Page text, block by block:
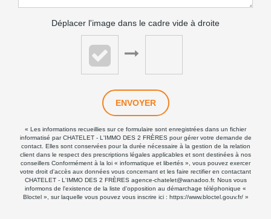
Déplacer l'image dans le cadre vide à droite
ENVOYER
« Les informations recueillies sur ce formulaire sont enregistrées dans un fichier
informatisé par CHATELET - L'IMMO DES 2 FRÈRES pour gérer votre demande de
contact. Elles sont conservées pour la durée nécessaire à la gestion de la relation
client dans le respect des prescriptions légales applicables et sont destinées à nos
conseillers Conformément à la loi « informatique et libertés », vous pouvez exercer
votre droit d'accès aux données vous concernant et les faire rectifier en contactant
CHATELET - L'IMMO DES 2 FRÈRES agence-chatelet@wanadoo.fr. Nous vous
informons de l'existence de la liste d'opposition au démarchage téléphonique «
Bloctel », sur laquelle vous pouvez vous inscrire ici : https://www.bloctel.gouv.fr/»